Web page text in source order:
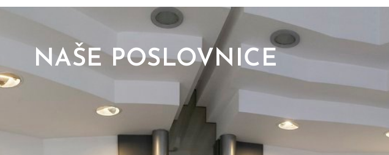
NAŠE POSLOVNICE